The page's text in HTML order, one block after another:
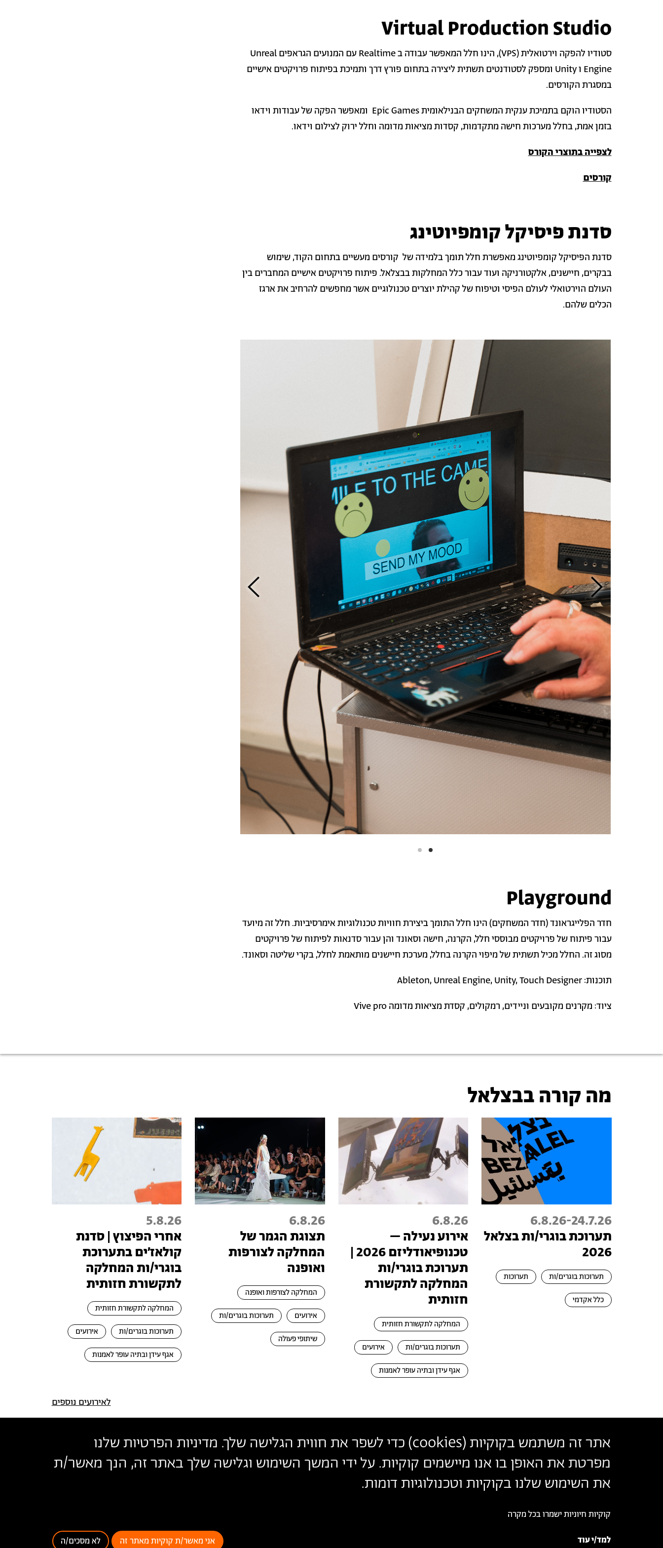
אתר זה משתמש בקוקיות (cookies) כדי לשפר את חווית הגלישה שלך. מדיניות הפרטיות שלנו
מפרטת את האופן בו אנו מיישמים קוקיות. על ידי המשך השימוש וגלישה שלך באתר זה, הנך מאשר/ת
את השימוש שלנו בקוקיות וטכנולוגיות דומות.
קוקיות חיוניות ישמרו בכל מקרה
אני מאשר/ת קוקיות מאתר זה לא מסכים/ה למד/י עוד
Virtual Production Studio
סטודיו להפקה וירטואלית (VPS), הינו חלל המאפשר עבודה ב Realtime עם המנועים הגראפים Unreal
Engine ו Unity ומספק לסטודנטים תשתית ליצירה בתחום פורץ דרך ותמיכת בפיתוח פרויקטים אישיים
במסגרת הקורסים.
הסטודיו הוקם בתמיכת ענקית המשחקים הבנילאומית Epic Games ומאפשר הפקה של עבודות וידאו
בזמן אמת, בחלל מערכות חישה מתקדמות, קסדות מציאות מדומה וחלל ירוק לצילום וידאו.
לצפייה בתוצרי הקורס
קורסים
סדנת פיסיקל קומפיוטינג
סדנת הפיסיקל קומפיוטינג מאפשרת חלל תומך בלמידה של קורסים מעשיים בתחום הקוד, שימוש
בבקרים, חיישנים, אלקטורניקה ועוד עבור כלל המחלקות בבצלאל. פיתוח פרויקטים אישיים המחברים בין
העולם הוירטואלי לעולם הפיסי וטיפוח של קהילת יוצרים טכנולוגיים אשר מחפשים להרחיב את ארגז
הכלים שלהם.
גלריית
תמונות
Playground
חדר הפלייגראונד (חדר המשחקים) הינו חלל התומך ביצירת חוויות טכנולוגיות אימרסיביות. חלל זה מיועד
עבור פיתוח של פרויקטים מבוססי חלל, הקרנה, חישה וסאונד והן עבור סדנאות לפיתוח של פרויקטים
מסוג זה. החלל מכיל תשתית של מיפוי הקרנה בחלל, מערכת חיישנים מותאמת לחלל, בקרי שליטה וסאונד.
תוכנות: Ableton, Unreal Engine, Unity, Touch Designer
ציוד: מקרנים מקובעים וניידים, רמקולים, קסדת מציאות מדומה Vive pro
מה קורה בבצלאל
24.7.26
-
6.8.26
תערוכת בוגרי/ות בצלאל
2026
תערוכות בוגרים/ות תערוכות
כלל אקדמי
6.8.26
אירוע נעילה –
טכנופיאודליזם 2026 |
תערוכת בוגרי/ות
המחלקה לתקשורת
חזותית
המחלקה לתקשורת חזותית
תערוכות בוגרים/ות אירועים
אגף עידן ובתיה עופר לאמנות
6.8.26
תצוגת הגמר של
המחלקה לצורפות
ואופנה
המחלקה לצורפות ואופנה
אירועים תערוכות בוגרים/ות
שיתופי פעולה
5.8.26
אחרי הפיצוץ | סדנת
קולאז׳ים בתערוכת
בוגרי/ות המחלקה
לתקשורת חזותית
המחלקה לתקשורת חזותית
תערוכות בוגרים/ות אירועים
אגף עידן ובתיה עופר לאמנות
לאירועים נוספים
בצלאל אקדמיה לאמנות ועיצוב ירושלים
أكاديمية بتسلئيل للفنون والتصميم القدس
פרטי
יצירת
קשר
צרו קשר
עקבו אחרינו
הצטרפו לניוזלטר שלנו
© 2026 בצלאל אקדמיה לאמנות ועיצוב ירושלים תנאי שימוש